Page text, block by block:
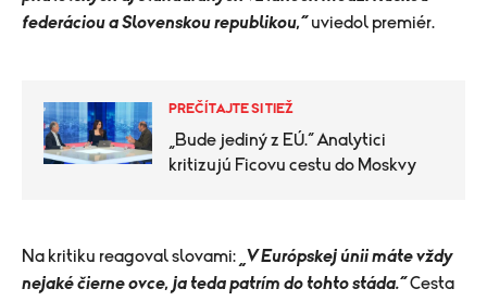
federáciou a Slovenskou republikou,“ uviedol premiér.
PREČÍTAJTE SI TIEŽ
„Bude jediný z EÚ.“ Analytici
kritizujú Ficovu cestu do Moskvy
​Na kritiku reagoval slovami:
V Európskej únii máte vždy
nejaké čierne ovce, ja teda patrím do tohto stáda.“Cesta